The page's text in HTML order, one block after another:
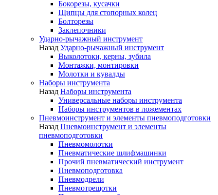
Бокорезы, кусачки
Щипцы для стопорных колец
Болторезы
Заклепочники
Ударно-рычажный инструмент
Назад Ударно-рычажный инструмент
Выколотоки, керны, зубила
Монтажки, монтировки
Молотки и кувалды
Наборы инструмента
Назад Наборы инструмента
Универсальные наборы инструмента
Наборы инструментов в ложементах
Пневмоинструмент и элементы пневмоподготовки
Назад Пневмоинструмент и элементы
пневмоподготовки
Пневмомолотки
Пневматические шлифмашинки
Прочий пневматический инструмент
Пневмоподготовка
Пневмодрели
Пневмотрещотки